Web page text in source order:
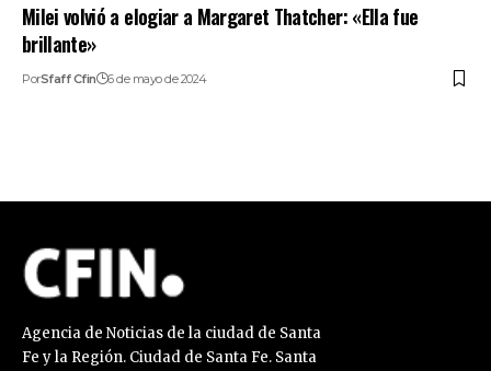
Milei volvió a elogiar a Margaret Thatcher: «Ella fue
brillante»
PorSfaff Cfin 6 de mayo de 2024
Agencia de Noticias de la ciudad de Santa
Fe y la Región. Ciudad de Santa Fe. Santa